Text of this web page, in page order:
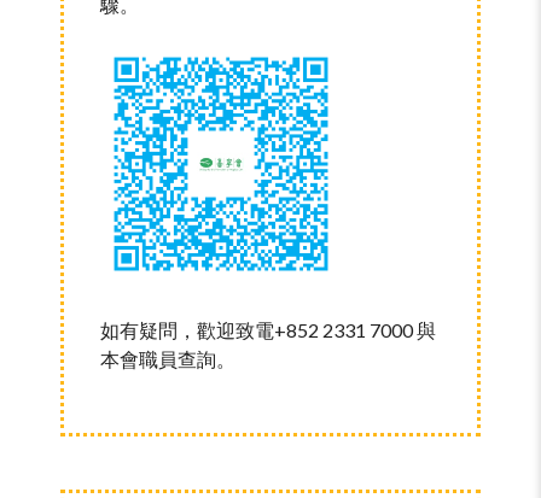
如有疑問，歡迎致電+852 2331 7000 與
本會職員查詢。